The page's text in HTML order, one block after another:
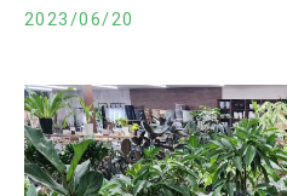
2023/06/20